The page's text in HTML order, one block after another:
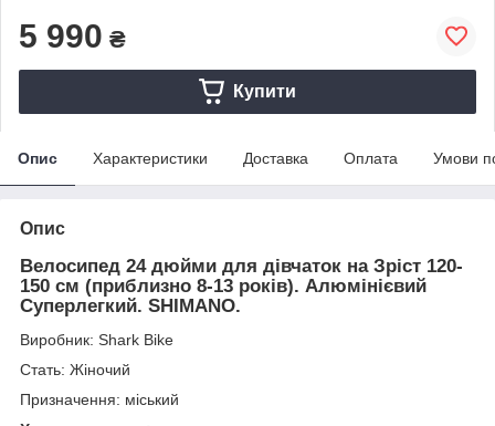
5 990 ₴
Купити
Опис Характеристики Доставка Оплата Умови
Опис
Велосипед 24 дюйми для дівчаток на Зріст 120-
150 см (приблизно 8-13 років). Алюмінієвий
Суперлегкий. SHIMANO.
Виробник: Shark Bike
Стать: Жіночий
Призначення: міський